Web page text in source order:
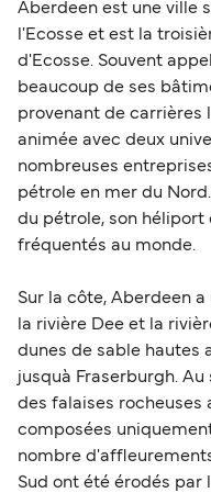
Aberdeen est une ville
l'Ecosse et est la
d'Ecosse. Souvent
beaucoup de ses
provenant de carrières
animée avec deux
nombreuses
pétrole en mer du
du pétrole, son
fréquentés au monde.
Sur la côte, Aberdeen
la rivière Dee et la
dunes de sable hautes
jusquà Fraserburgh.
des falaises rocheuses
composées
nombre
Sud ont été érodés par